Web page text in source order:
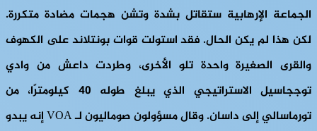
الجماعة الإرهابية ستقاتل بشدة وتشن هجمات مضادة متكررة.
لكن هذا لم يكن الحال. فقد استولت قوات بونتلاند على الكهوف
والقرى الصغيرة واحدة تلو الأخرى، وطردت داعش من وادي
توججاسيل الاستراتيجي الذي يبلغ طوله 40 كيلومترًا، من
تورماسالي إلى داسان. وقال مسؤولون صوماليون لـ VOA إنه يبدو